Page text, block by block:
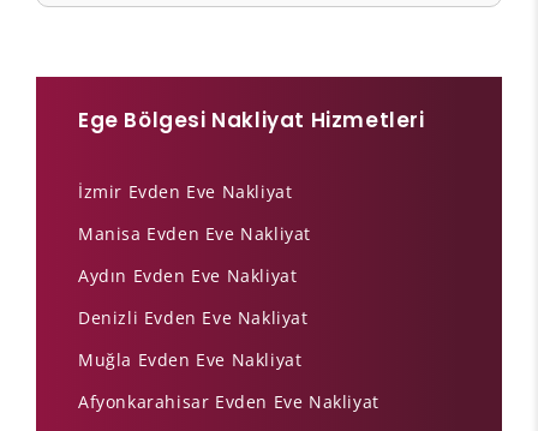
Ege Bölgesi Nakliyat Hizmetleri
İzmir Evden Eve Nakliyat
Manisa Evden Eve Nakliyat
Aydın Evden Eve Nakliyat
Denizli Evden Eve Nakliyat
Muğla Evden Eve Nakliyat
Afyonkarahisar Evden Eve Nakliyat